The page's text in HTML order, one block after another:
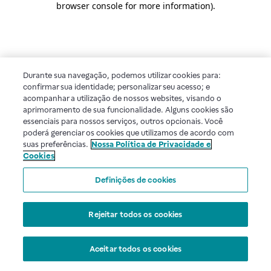
browser console for more information).
Durante sua navegação, podemos utilizar cookies para:
confirmar sua identidade; personalizar seu acesso; e
acompanhar a utilização de nossos websites, visando o
aprimoramento de sua funcionalidade. Alguns cookies são
essenciais para nossos serviços, outros opcionais. Você
poderá gerenciar os cookies que utilizamos de acordo com
suas preferências. Nossa Política de Privacidade e
Cookies
Definições de cookies
Rejeitar todos os cookies
Aceitar todos os cookies